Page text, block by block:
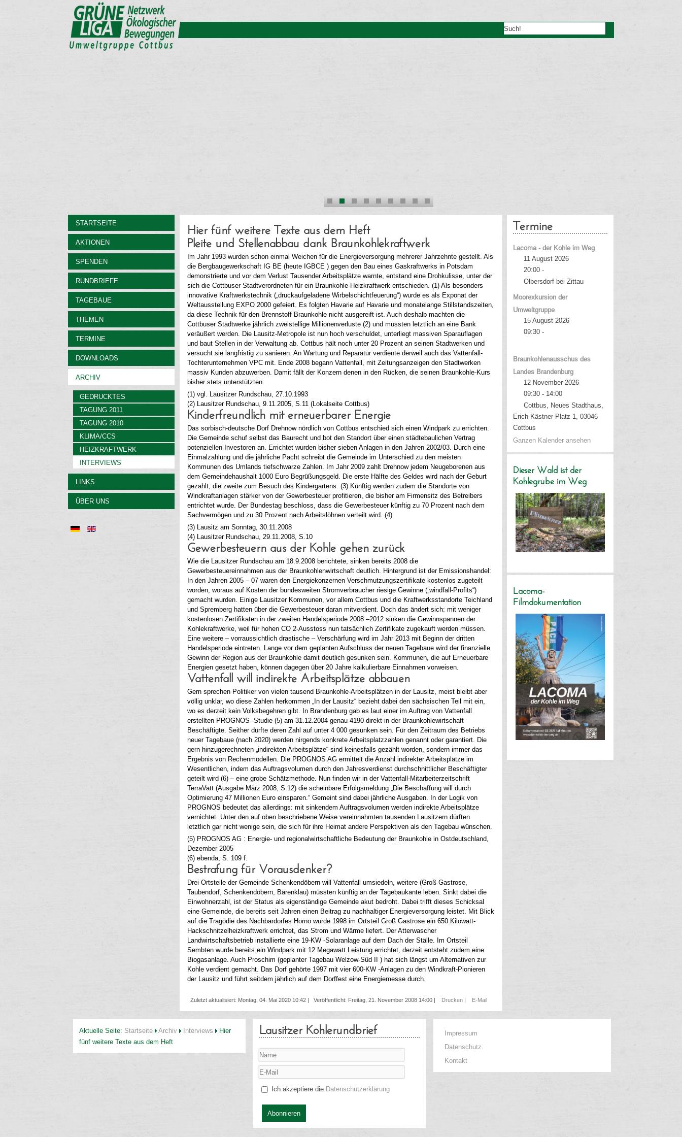
STARTSEITE
AKTIONEN
SPENDEN
RUNDBRIEFE
TAGEBAUE
THEMEN
TERMINE
DOWNLOADS
ARCHIV
GEDRUCKTES
TAGUNG 2011
TAGUNG 2010
KLIMA/CCS
HEIZKRAFTWERK
INTERVIEWS
LINKS
ÜBER UNS
Hier fünf weitere Texte aus dem Heft
Pleite und Stellenabbau dank Braunkohlekraftwerk
Im Jahr 1993 wurden schon einmal Weichen für die Energieversorgung mehrerer Jahrzehnte gestellt. Als
die Bergbaugewerkschaft IG BE (heute IGBCE ) gegen den Bau eines Gaskraftwerks in Potsdam
demonstrierte und vor dem Verlust Tausender Arbeitsplätze warnte, entstand eine Drohkulisse, unter der
sich die Cottbuser Stadtverordneten für ein Braunkohle-Heizkraftwerk entschieden. (1) Als besonders
innovative Kraftwerkstechnik („druckaufgeladene Wirbelschichtfeuerung“) wurde es als Exponat der
Weltausstellung EXPO 2000 gefeiert. Es folgten Havarie auf Havarie und monatelange Stillstandszeiten,
da diese Technik für den Brennstoff Braunkohle nicht ausgereift ist. Auch deshalb machten die
Cottbuser Stadtwerke jährlich zweistellige Millionenverluste (2) und mussten letztlich an eine Bank
veräußert werden. Die Lausitz-Metropole ist nun hoch verschuldet, unterliegt massiven Sparauflagen
und baut Stellen in der Verwaltung ab. Cottbus hält noch unter 20 Prozent an seinen Stadtwerken und
versucht sie langfristig zu sanieren. An Wartung und Reparatur verdiente derweil auch das Vattenfall-
Tochterunternehmen VPC mit. Ende 2008 begann Vattenfall, mit Zeitungsanzeigen den Stadtwerken
massiv Kunden abzuwerben. Damit fällt der Konzern denen in den Rücken, die seinen Braunkohle-Kurs
bisher stets unterstützten.
(1) vgl. Lausitzer Rundschau, 27.10.1993
(2) Lausitzer Rundschau, 9.11.2005, S.11 (Lokalseite Cottbus)
Kinderfreundlich mit erneuerbarer Energie
Das sorbisch-deutsche Dorf Drehnow nördlich von Cottbus entschied sich einen Windpark zu errichten.
Die Gemeinde schuf selbst das Baurecht und bot den Standort über einen städtebaulichen Vertrag
potenziellen Investoren an. Errichtet wurden bisher sieben Anlagen in den Jahren 2002/03. Durch eine
Einmalzahlung und die jährliche Pacht schreibt die Gemeinde im Unterschied zu den meisten
Kommunen des Umlands tiefschwarze Zahlen. Im Jahr 2009 zahlt Drehnow jedem Neugeborenen aus
dem Gemeindehaushalt 1000 Euro Begrüßungsgeld. Die erste Hälfte des Geldes wird nach der Geburt
gezahlt, die zweite zum Besuch des Kindergartens. (3) Künftig werden zudem die Standorte von
Windkraftanlagen stärker von der Gewerbesteuer profitieren, die bisher am Firmensitz des Betreibers
entrichtet wurde. Der Bundestag beschloss, dass die Gewerbesteuer künftig zu 70 Prozent nach dem
Sachvermögen und zu 30 Prozent nach Arbeitslöhnen verteilt wird. (4)
(3) Lausitz am Sonntag, 30.11.2008
(4) Lausitzer Rundschau, 29.11.2008, S.10
Gewerbesteuern aus der Kohle gehen zurück
Wie die Lausitzer Rundschau am 18.9.2008 berichtete, sinken bereits 2008 die
Gewerbesteuereinnahmen aus der Braunkohlenwirtschaft deutlich. Hintergrund ist der Emissionshandel:
In den Jahren 2005 – 07 waren den Energiekonzernen Verschmutzungszertifikate kostenlos zugeteilt
worden, woraus auf Kosten der bundesweiten Stromverbraucher riesige Gewinne („windfall-Profits“)
gemacht wurden. Einige Lausitzer Kommunen, vor allem Cottbus und die Kraftwerksstandorte Teichland
und Spremberg hatten über die Gewerbesteuer daran mitverdient. Doch das ändert sich: mit weniger
kostenlosen Zertifikaten in der zweiten Handelsperiode 2008 –2012 sinken die Gewinnspannen der
Kohlekraftwerke, weil für hohen CO 2-Ausstoss nun tatsächlich Zertifikate zugekauft werden müssen.
Eine weitere – vorraussichtlich drastische – Verschärfung wird im Jahr 2013 mit Beginn der dritten
Handelsperiode eintreten. Lange vor dem geplanten Aufschluss der neuen Tagebaue wird der finanzielle
Gewinn der Region aus der Braunkohle damit deutlich gesunken sein. Kommunen, die auf Erneuerbare
Energien gesetzt haben, können dagegen über 20 Jahre kalkulierbare Einnahmen vorweisen.
Vattenfall will indirekte Arbeitsplätze abbauen
Gern sprechen Politiker von vielen tausend Braunkohle-Arbeitsplätzen in der Lausitz, meist bleibt aber
völlig unklar, wo diese Zahlen herkommen „In der Lausitz“ bezieht dabei den sächsischen Teil mit ein,
wo es derzeit kein Volksbegehren gibt. In Brandenburg gab es laut einer im Auftrag von Vattenfall
erstellten PROGNOS -Studie (5) am 31.12.2004 genau 4190 direkt in der Braunkohlewirtschaft
Beschäftigte. Seither dürfte deren Zahl auf unter 4 000 gesunken sein. Für den Zeitraum des Betriebs
neuer Tagebaue (nach 2020) werden nirgends konkrete Arbeitsplatzzahlen genannt oder garantiert. Die
gern hinzugerechneten „indirekten Arbeitsplätze“ sind keinesfalls gezählt worden, sondern immer das
Ergebnis von Rechenmodellen. Die PROGNOS AG ermittelt die Anzahl indirekter Arbeitsplätze im
Wesentlichen, indem das Auftragsvolumen durch den Jahresverdienst durchschnittlicher Beschäftigter
geteilt wird (6) – eine grobe Schätzmethode. Nun finden wir in der Vattenfall-Mitarbeiterzeitschrift
TerraVatt (Ausgabe März 2008, S.12) die scheinbare Erfolgsmeldung „Die Beschaffung will durch
Optimierung 47 Millionen Euro einsparen.“ Gemeint sind dabei jährliche Ausgaben. In der Logik von
PROGNOS bedeutet das allerdings: mit sinkendem Auftragsvolumen werden indirekte Arbeitsplätze
vernichtet. Unter den auf oben beschriebene Weise vereinnahmten tausenden Lausitzern dürften
letztlich gar nicht wenige sein, die sich für ihre Heimat andere Perspektiven als den Tagebau wünschen.
(5) PROGNOS AG : Energie- und regionalwirtschaftliche Bedeutung der Braunkohle in Ostdeutschland,
Dezember 2005
(6) ebenda, S. 109 f.
Bestrafung für Vorausdenker?
Drei Ortsteile der Gemeinde Schenkendöbern will Vattenfall umsiedeln, weitere (Groß Gastrose,
Taubendorf, Schenkendöbern, Bärenklau) müssten künftig an der Tagebaukante leben. Sinkt dabei die
Einwohnerzahl, ist der Status als eigenständige Gemeinde akut bedroht. Dabei trifft dieses Schicksal
eine Gemeinde, die bereits seit Jahren einen Beitrag zu nachhaltiger Energieversorgung leistet. Mit Blick
auf die Tragödie des Nachbardorfes Horno wurde 1998 im Ortsteil Groß Gastrose ein 650 Kilowatt-
Hackschnitzelheizkraftwerk errichtet, das Strom und Wärme liefert. Der Atterwascher
Landwirtschaftsbetrieb installierte eine 19-KW -Solaranlage auf dem Dach der Ställe. Im Ortsteil
Sembten wurde bereits ein Windpark mit 12 Megawatt Leistung errichtet, derzeit entsteht zudem eine
Biogasanlage. Auch Proschim (geplanter Tagebau Welzow-Süd II ) hat sich längst um Alternativen zur
Kohle verdient gemacht. Das Dorf gehörte 1997 mit vier 600-KW -Anlagen zu den Windkraft-Pionieren
der Lausitz und führt seitdem jährlich auf dem Dorffest eine Energiemesse durch.
Zuletzt aktualisiert: Montag, 04. Mai 2020 10:42 | Veröffentlicht: Freitag, 21. November 2008 14:00 | Drucken | E-Mail
Termine
Lacoma - der Kohle im Weg
11 August 2026
20:00 -
Olbersdorf bei Zittau
Moorexkursion der
Umweltgruppe
15 August 2026
09:30 -
Braunkohlenausschus des
Landes Brandenburg
12 November 2026
09:30 - 14:00
Cottbus, Neues Stadthaus,
Erich-Kästner-Platz 1, 03046
Cottbus
Ganzen Kalender ansehen
Dieser Wald ist der
Kohlegrube im Weg
Lacoma-
Filmdokumentation
Aktuelle Seite: Startseite Archiv Interviews
Hier
fünf weitere Texte aus dem Heft
Lausitzer Kohlerundbrief
Ich akzeptiere die Datenschutzerklärung
Abonnieren
Impressum
Datenschutz
Kontakt